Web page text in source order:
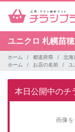
ユニクロ 札幌苗
ホーム 都道府県 北海
ホーム
お店の名前 ユ
本日公開中のチ
画像を